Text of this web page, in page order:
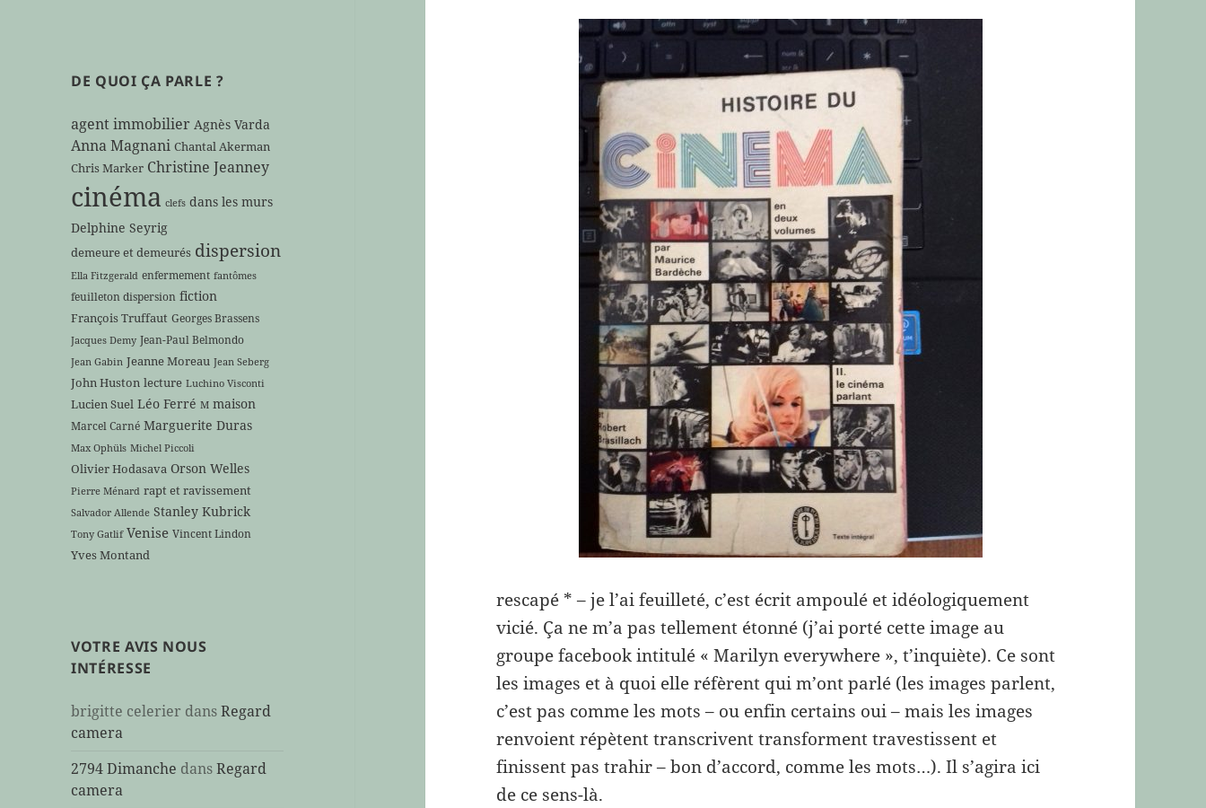
DE QUOI ÇA PARLE ?
agent immobilier Agnès Varda
Anna Magnani Chantal Akerman
Chris Marker Christine Jeanney
cinéma clefs dans les murs
Delphine Seyrig
demeure et demeurés dispersion
Ella Fitzgerald enfermement fantômes
feuilleton dispersion fiction
François Truffaut Georges Brassens
Jacques Demy Jean-Paul Belmondo
Jean Gabin Jeanne Moreau Jean Seberg
John Huston lecture Luchino Visconti
Lucien Suel Léo Ferré M maison
Marcel Carné Marguerite Duras
Max Ophüls Michel Piccoli
Olivier Hodasava Orson Welles
Pierre Ménard rapt et ravissement
Salvador Allende Stanley Kubrick
Tony Gatlif Venise Vincent Lindon
Yves Montand
VOTRE AVIS NOUS
INTÉRESSE
brigitte celerier dansRegard
camera
2794 Dimanche dansRegard
camera
rescapé * – je l’ai feuilleté, c’est écrit ampoulé et idéologiquement
vicié. Ça ne m’a pas tellement étonné (j’ai porté cette image au
groupe facebook intitulé « Marilyn everywhere », t’inquiète). Ce sont
les images et à quoi elle réfèrent qui m’ont parlé (les images parlent,
c’est pas comme les mots – ou enfin certains oui – mais les images
renvoient répètent transcrivent transforment travestissent et
finissent pas trahir – bon d’accord, comme les mots…). Il s’agira ici
de ce sens-là.